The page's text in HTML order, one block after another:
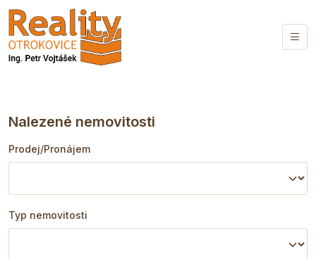
Nalezené nemovitosti
Prodej/Pronájem
Typ nemovitosti